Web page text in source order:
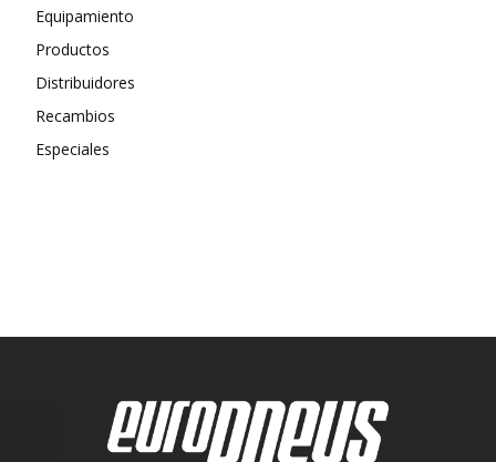
Equipamiento
Productos
Distribuidores
Recambios
Especiales